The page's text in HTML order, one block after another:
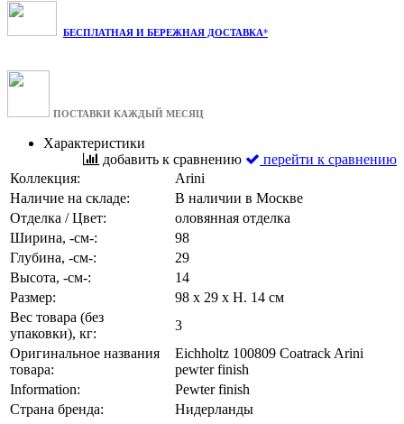
БЕСПЛАТНАЯ И БЕРЕЖНАЯ ДОСТАВКА*
ПОСТАВКИ КАЖДЫЙ МЕСЯЦ
Характеристики
добавить к сравнению
перейти к сравнению
Коллекция:
Arini
Наличие на складе:
В наличии в Москве
Отделка / Цвет:
оловянная отделка
Ширина, -см-:
98
Глубина, -см-:
29
Высота, -см-:
14
Размер:
98 x 29 x H. 14 см
Вес товара (без
упаковки), кг:
3
Оригинальное названия
товара:
Eichholtz 100809 Coatrack Arini
pewter finish
Information:
Pewter finish
Страна бренда:
Нидерланды